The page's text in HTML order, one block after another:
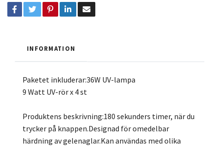
INFORMATION
Paketet inkluderar:36W UV-lampa
9 Watt UV-rör x 4 st
Produktens beskrivning:180 sekunders timer, när du
trycker på knappen.Designad för omedelbar
härdning av gelenaglar.Kan användas med olika